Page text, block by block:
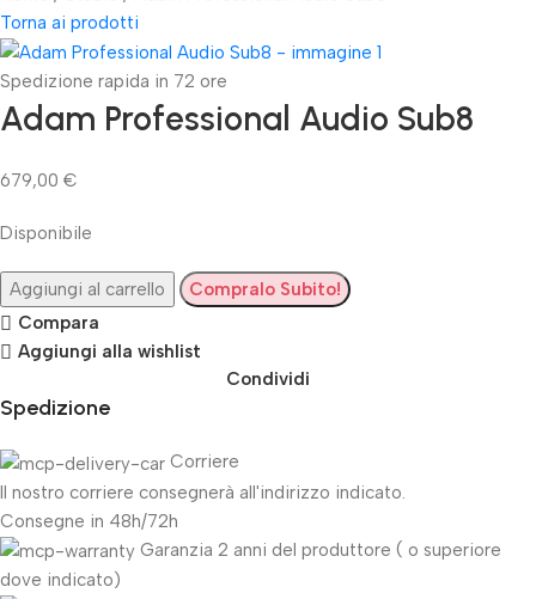
Torna ai prodotti
Spedizione rapida in 72 ore
Adam Professional Audio Sub8
679,00 €
Disponibile
Aggiungi al carrello
Compralo Subito!
Compara
Aggiungi alla wishlist
Condividi
Spedizione
Corriere
Il nostro corriere consegnerà all'indirizzo indicato.
Consegne in 48h/72h
Garanzia 2 anni del produttore ( o superiore
dove indicato)